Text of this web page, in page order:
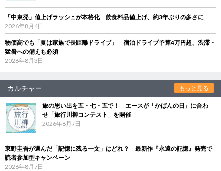
「中東発」値上げラッシュが本格化 飲食料品値上げ、約3年ぶりの多さに
2026年8月4日
物価高でも「夏は家族で長距離ドライブ」 宿泊ドライブ予算4万円超、渋滞・
猛暑への備えも必須
2026年8月3日
カルチャー もっと見る
旅の思い出を五・七・五で！ エースが「かばんの日」に合わ
せ「旅行川柳コンテスト」を開催
2026年8月7日
東野圭吾が選んだ「記憶に残る一文」はどれ？ 最新作『永遠の記憶』発売で
読者参加型キャンペーン
2026年8月7日